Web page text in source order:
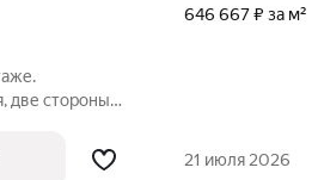
две стороны
646 667 ₽ за м²
21 июля 2026